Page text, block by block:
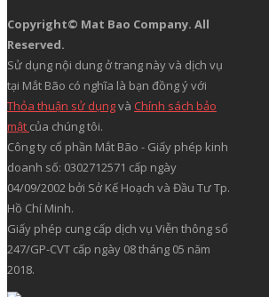
Copyright© Mat Bao Company. All
Reserved.
Sử dụng nội dung ở trang này và dịch vụ
tại Mắt Bão có nghĩa là bạn đồng ý với
Thỏa thuận sử dụngvà Chính sách bảo
mật của chúng tôi.
Công ty cổ phần Mắt Bão - Giấy phép kinh
doanh số: 0302712571 cấp ngày
04/09/2002 bởi Sở Kế Hoạch và Đầu Tư Tp.
Hồ Chí Minh.
Giấy phép cung cấp dịch vụ Viễn thông số
247/GP-CVT cấp ngày 08 tháng 05 năm
2018.